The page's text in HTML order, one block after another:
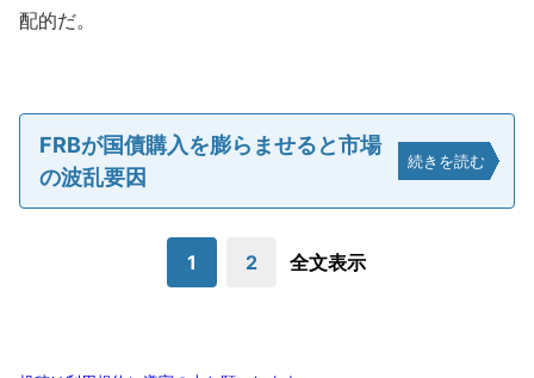
配的だ。
FRBが国債購入を膨らませると市場
の波乱要因
続きを読む
1 2 全文表示